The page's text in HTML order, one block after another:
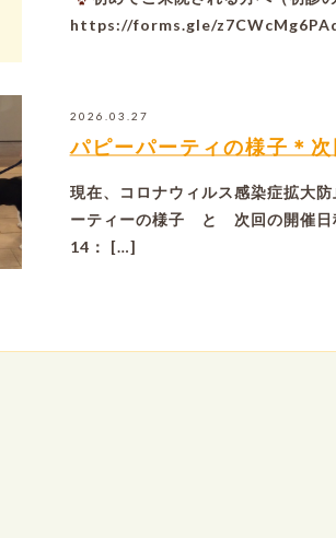
https://forms.gle/
2026.03.27
パピーパーティの様子＊
現在、コロナウィルス感染症拡大
ーティーの様子 と 次回の開催日
14： […]